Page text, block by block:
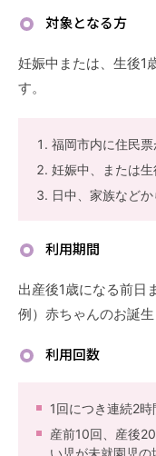
対象となる方
妊娠中または、生後1
す。
福岡市内に住民
妊娠中、または
日中、家族など
利用期間
出産後1歳になる前日
例）赤ちゃんのお誕
利用回数
1回につき連続2
産前10回、産後
い児が未就園児